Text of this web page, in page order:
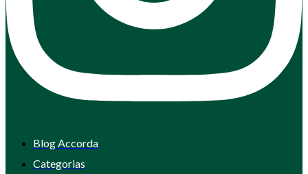
Blog Accorda
Categorias